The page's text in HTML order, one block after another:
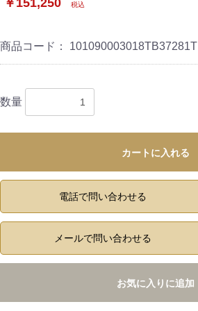
￥151,250 税込
商品コード： 101090003018TB37281T
数量
カートに入れる
電話で問い合わせる
メールで問い合わせる
お気に入りに追加